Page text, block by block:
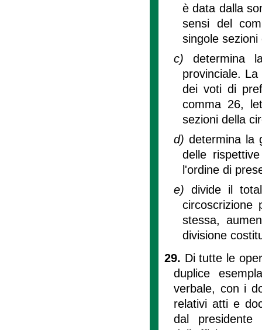
è data dalla
sensi del
singole
c) determina
provinciale.
dei voti di
comma 26,
sezioni della
d) determina la
delle
l'ordine di
e) divide il
circoscrizione
stessa,
divisione
29. Di tutte le
duplice
verbale, con i
relativi atti e
dal presidente